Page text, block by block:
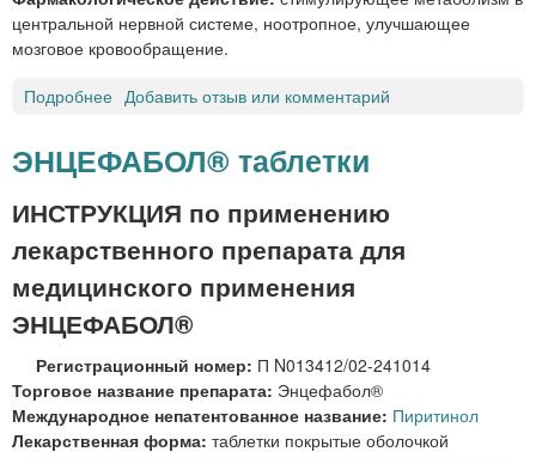
ы
ш
е
г
в
е
д
е
н
и
я
1
0
и
р
а
с
а
ы
в
н
и
я
«
центральной нервной системе, ноотропное, улучшающее
мозговое кровообращение.
Подробнее
р
т
и
о
л
Добавить отзыв или комментарий
ЭНЦЕФАБОЛ® таблетки
ИНСТРУКЦИЯ по применению
лекарственного препарата для
медицинского применения
ЭНЦЕФАБОЛ®
Регистрационный номер: П N013412/02-241014
Торговое название препарата: Энцефабол®
Международное непатентованное название: Пиритинол
Лекарственная форма: таблетки покрытые оболочкой